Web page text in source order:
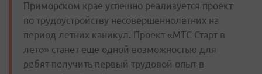
Приморском крае успешно реализуется проект
по трудоустройству несовершеннолетних на
период летних каникул. Проект «МТС Старт в
лето» станет еще одной возможностью для
ребят получить первый трудовой опыт в